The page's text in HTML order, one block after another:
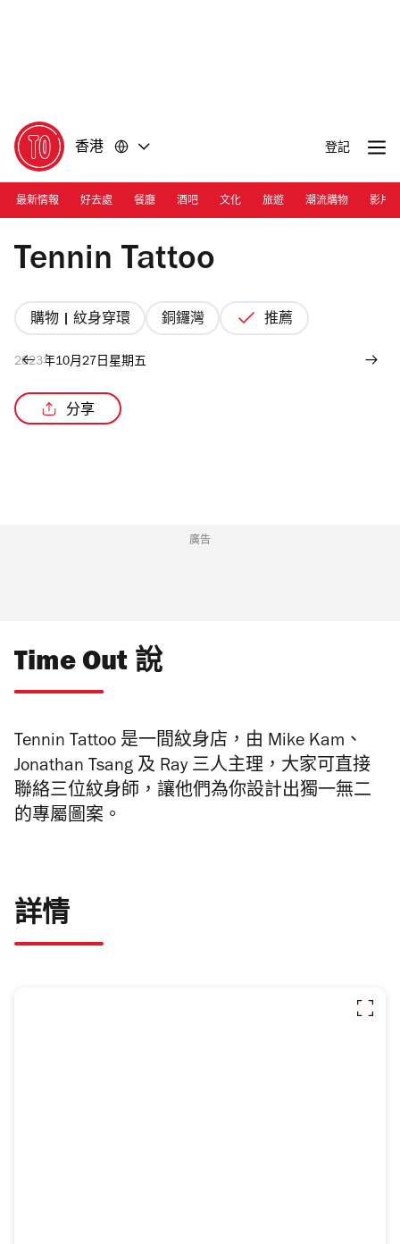
香港 登記
最新情報 好去處 餐廳 酒吧 文化 旅遊 潮流購物 影片
Photograph: Courtesy Tennin Tattoo | Tennin Tattoo studio
Tennin Tattoo
購物 | 紋身穿環 銅鑼灣 推薦
2023年10月27日星期五
分享
廣告
Time Out 說
Tennin Tattoo 是一間紋身店，由 Mike Kam、
Jonathan Tsang 及 Ray 三人主理，大家可直接
聯絡三位紋身師，讓他們為你設計出獨一無二
的專屬圖案。
詳情